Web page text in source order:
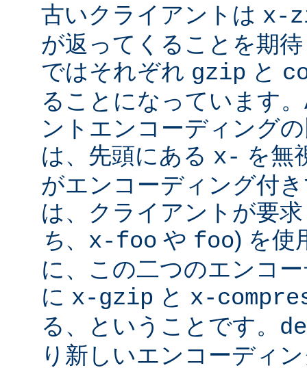
古いクライアントは x-
が返ってくることを期
ではそれぞれ gzip と
ることになっています
ントエンコーディング
は、先頭にある x- を無
がエンコーディング付
は、クライアントが要
ち、 x-foo や foo) を使
に、この二つのエンコ
に x-gzip と x-
る、ということです。
り新しいエンコーディ